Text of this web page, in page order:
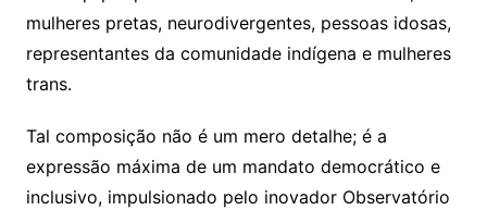
mulheres pretas, neurodivergentes, pessoas idosas,
representantes da comunidade indígena e mulheres
trans.
Tal composição não é um mero detalhe; é a
expressão máxima de um mandato democrático e
inclusivo, impulsionado pelo inovador Observatório